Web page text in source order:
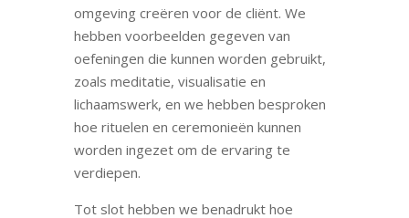
omgeving creëren voor de cliënt. We
hebben voorbeelden gegeven van
oefeningen die kunnen worden gebruikt,
zoals meditatie, visualisatie en
lichaamswerk, en we hebben besproken
hoe rituelen en ceremonieën kunnen
worden ingezet om de ervaring te
verdiepen.
Tot slot hebben we benadrukt hoe